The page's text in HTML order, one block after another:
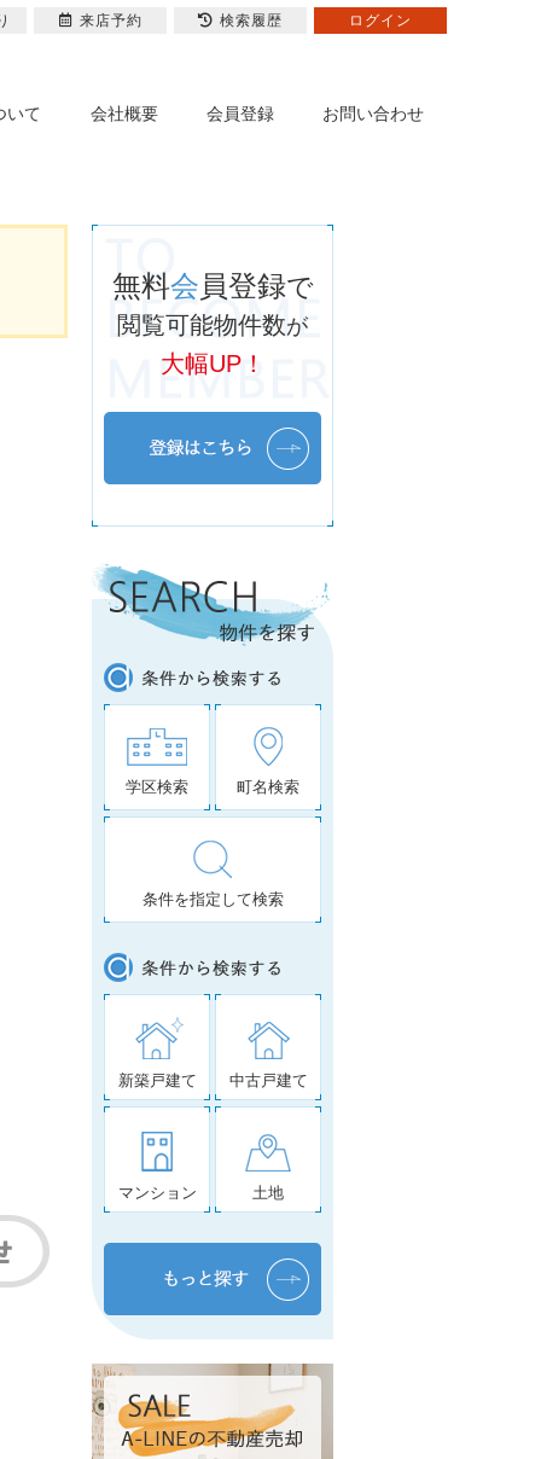
いて 会社概要 会員登録 お問い合わせ
無料会員登録で
閲覧可能物件数が
大幅UP！
学区検索 町名検索
条件を指定して検索
新築戸建て 中古戸建て
マンション 土地
来店予約 検索履歴 ログイン